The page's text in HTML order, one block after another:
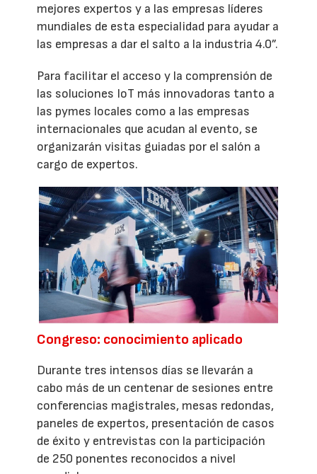
mejores expertos y a las empresas líderes
mundiales de esta especialidad para ayudar a
las empresas a dar el salto a la industria 4.0”.
Para facilitar el acceso y la comprensión de
las soluciones IoT más innovadoras tanto a
las pymes locales como a las empresas
internacionales que acudan al evento, se
organizarán visitas guiadas por el salón a
cargo de expertos.
Congreso: conocimiento aplicado
Durante tres intensos días se llevarán a
cabo más de un centenar de sesiones entre
conferencias magistrales, mesas redondas,
paneles de expertos, presentación de casos
de éxito y entrevistas con la participación
de 250 ponentes reconocidos a nivel